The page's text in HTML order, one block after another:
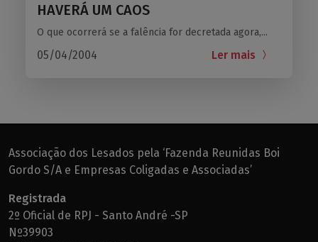
HAVERÁ UM CAOS
O que ocorrerá se a falência for decretada agora,...
05/04/2004 Ler mais
Associação dos Lesados pela ‘Fazenda Reunidas Boi
Gordo S/A e Empresas Coligadas e Associadas’
Registrada
2º Oficial de RPJ - Santo André -SP
Nº39903